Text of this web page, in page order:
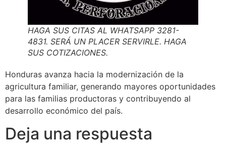
HAGA SUS CITAS AL WHATSAPP 3281-
4831. SERÁ UN PLACER SERVIRLE. HAGA
SUS COTIZACIONES.
Honduras avanza hacia la modernización de la
agricultura familiar, generando mayores oportunidades
para las familias productoras y contribuyendo al
desarrollo económico del país.
Deja una respuesta